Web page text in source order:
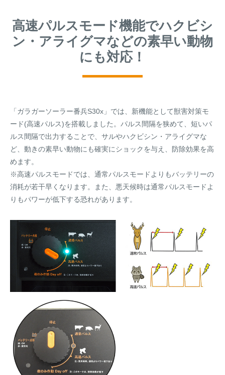
高速パルスモード機能でハクビシ
ン・アライグマなどの素早い動物
にも対応！
「ガラガーソーラー番兵S30x」では、新機能として獣害対策モ
ード(高速パルス)を搭載しました。パルス間隔を狭めて、短いパ
ルス間隔で出力することで、サルやハクビシン・アライグマな
ど、動きの素早い動物にも確実にショックを与え、防除効果を高
めます。
※高速パルスモードでは、通常パルスモードよりもバッテリーの
消耗が若干早くなります。また、悪天候時は通常パルスモードよ
りもパワーが低下する恐れがあります。